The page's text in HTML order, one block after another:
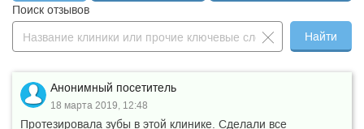
Поиск отзывов
Найти
Анонимный посетитель
18 марта 2019, 12:48
Протезировала зубы в этой клинике. Сделали все